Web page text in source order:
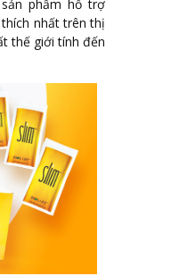
phẩm hỗ trợ
nhất trên thị
thế giới tính đến